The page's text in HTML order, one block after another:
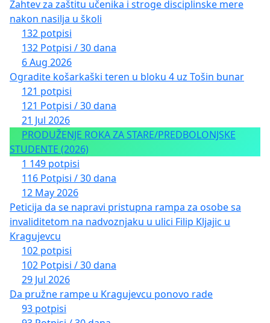
Zahtev za zaštitu učenika i stroge disciplinske mere
nakon nasilja u školi
132 potpisi
132 Potpisi / 30 dana
6 Aug 2026
Ogradite košarkaški teren u bloku 4 uz Tošin bunar
121 potpisi
121 Potpisi / 30 dana
21 Jul 2026
PRODUŽENJE ROKA ZA STARE/PREDBOLONJSKE
STUDENTE (2026)
1 149 potpisi
116 Potpisi / 30 dana
12 May 2026
Peticija da se napravi pristupna rampa za osobe sa
invaliditetom na nadvoznjaku u ulici Filip Kljajic u
Kragujevcu
102 potpisi
102 Potpisi / 30 dana
29 Jul 2026
Da pružne rampe u Kragujevcu ponovo rade
93 potpisi